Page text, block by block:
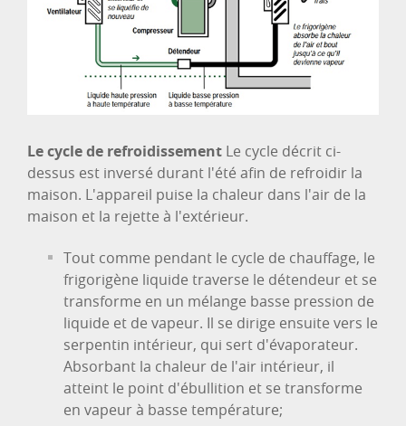
Le cycle de refroidissement Le cycle décrit ci-
dessus est inversé durant l'été afin de refroidir la
maison. L'appareil puise la chaleur dans l'air de la
maison et la rejette à l'extérieur.
Tout comme pendant le cycle de chauffage, le
frigorigène liquide traverse le détendeur et se
transforme en un mélange basse pression de
liquide et de vapeur. Il se dirige ensuite vers le
serpentin intérieur, qui sert d'évaporateur.
Absorbant la chaleur de l'air intérieur, il
atteint le point d'ébullition et se transforme
en vapeur à basse température;